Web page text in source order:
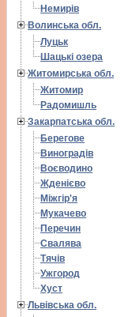
Немирів
Волинська обл.
Луцьк
Шацькі озера
Житомирська обл.
Житомир
Радомишль
Закарпатська обл.
Берегове
Виноградів
Воєводино
Жденієво
Міжгір'я
Мукачево
Перечин
Свалява
Тячів
Ужгород
Хуст
Львівська обл.